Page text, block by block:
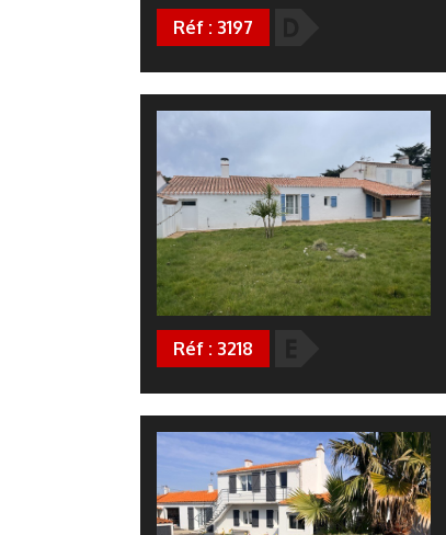
Réf : 3197
Réf : 3218